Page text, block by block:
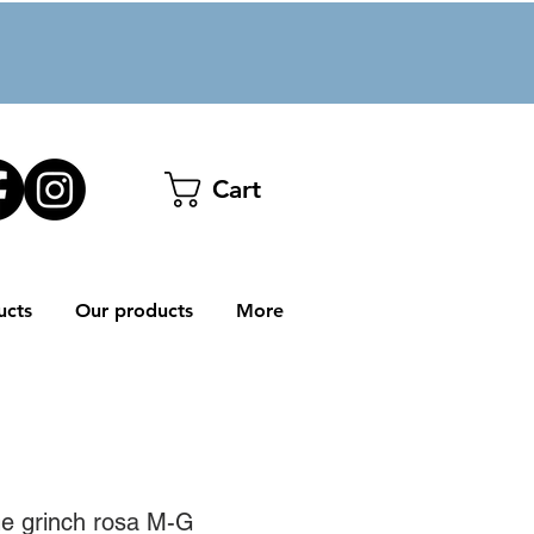
Cart
Our products More
grinch rosa M-G